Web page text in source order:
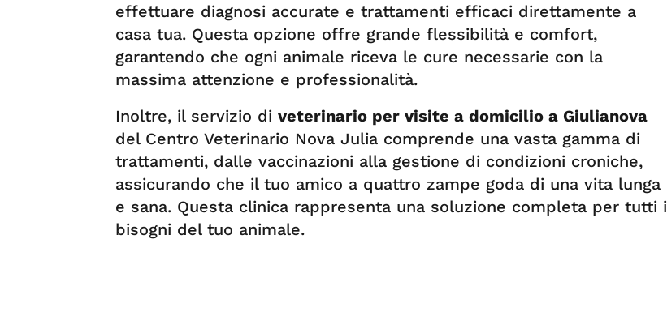
effettuare diagnosi accurate e trattamenti efficaci direttamente a
casa tua. Questa opzione offre grande flessibilità e comfort,
garantendo che ogni animale riceva le cure necessarie con la
massima attenzione e professionalità.
Inoltre, il servizio di veterinario per visite a domicilio a Giulianova
del Centro Veterinario Nova Julia comprende una vasta gamma di
trattamenti, dalle vaccinazioni alla gestione di condizioni croniche,
assicurando che il tuo amico a quattro zampe goda di una vita lunga
e sana. Questa clinica rappresenta una soluzione completa per tutti i
bisogni del tuo animale.